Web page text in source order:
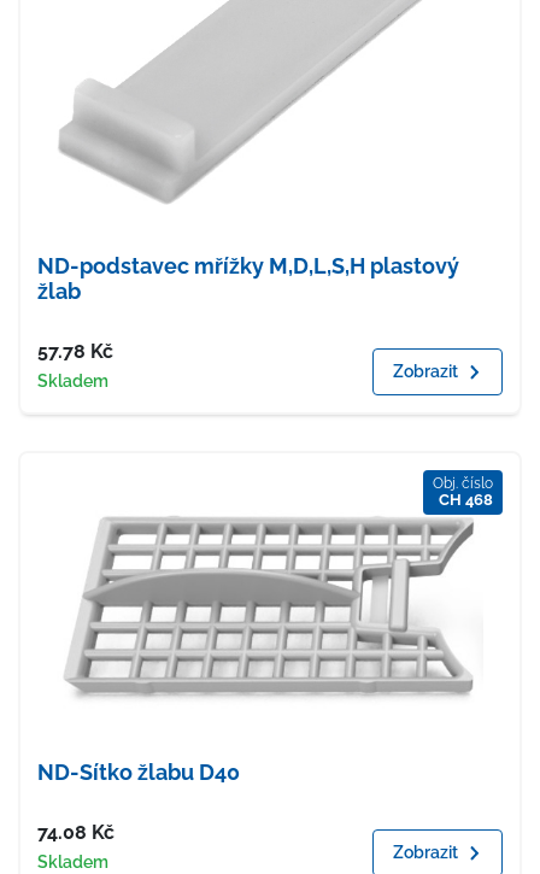
ND-podstavec mřížky M,D,L,S,H plastový
žlab
Cena
57.78 Kč
Dostupnost
Skladem Zobrazit
Obj. číslo
CH 468
ND-Sítko žlabu D40
Cena
74.08 Kč
Dostupnost
Skladem Zobrazit